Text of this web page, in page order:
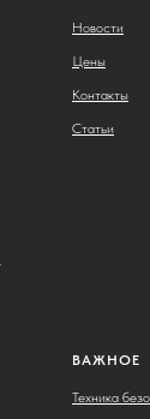
Новости
Цены
Контакты
Статьи
ВАЖНОЕ
Техника